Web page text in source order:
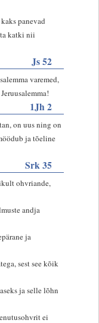
panevad
katki nii
Js 52
varemed,
1Jh 2
on uus ning on
ja tõeline
Srk 35
ohvriande,
andja
ja
sest see kõik
ja selle lõhn
ei